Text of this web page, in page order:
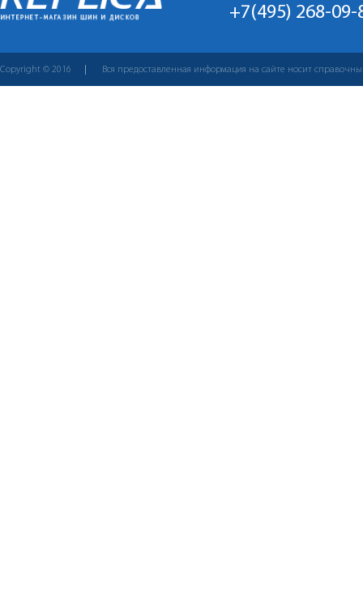
+7(495) 268-09-
Copyright © 2016 Вся предоставленная информация на сайте носит